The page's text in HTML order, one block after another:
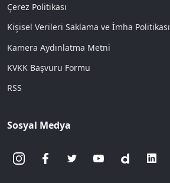
Çerez Politikası
Kişisel Verileri Saklama ve İmha Politikası
Kamera Aydınlatma Metni
KVKK Başvuru Formu
RSS
Sosyal Medya